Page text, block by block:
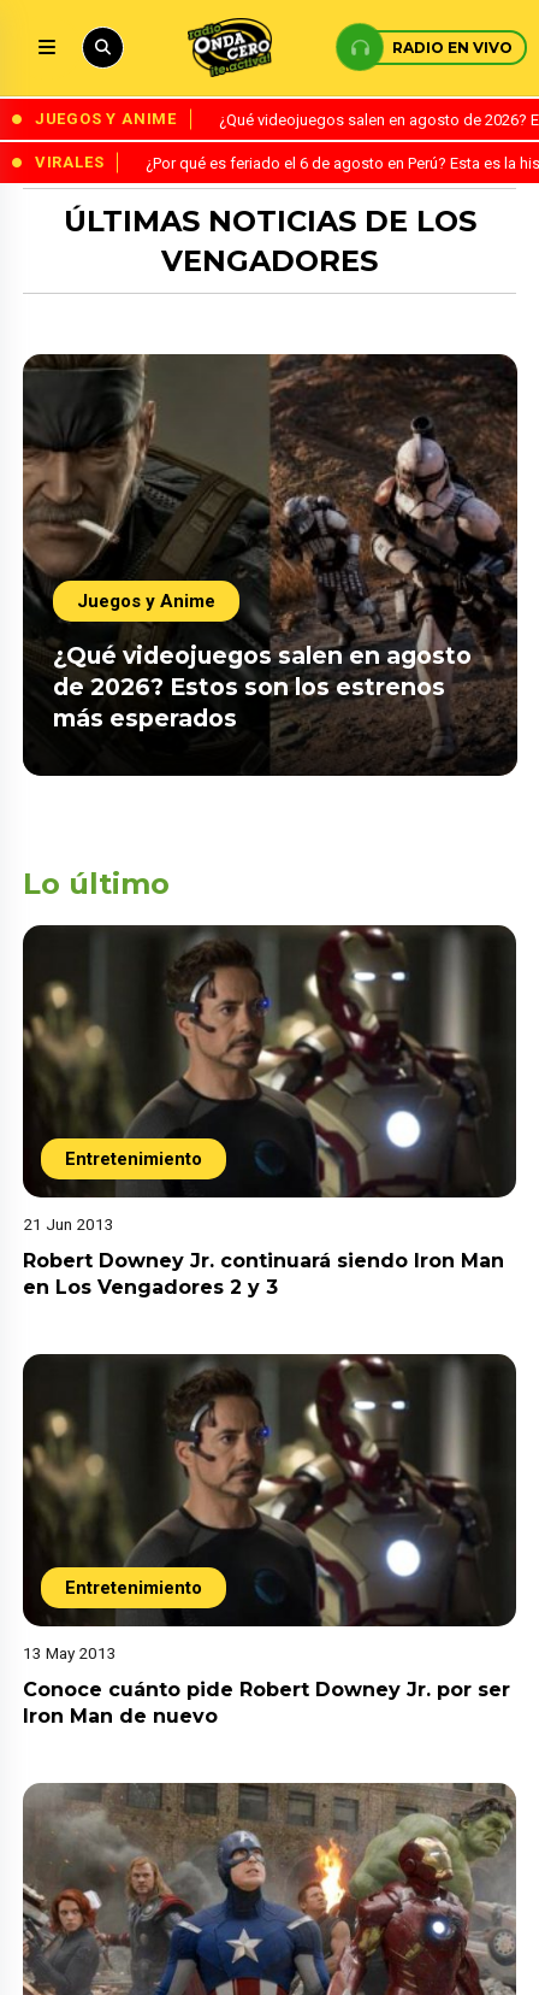
RADIO EN VIVO
JUEGOS Y ANIME ¿Qué videojuegos salen en agosto de
VIRALES ¿Por qué es feriado el 6 de agosto en Perú? Esta es la
ÚLTIMAS NOTICIAS DE LOS
VENGADORES
Juegos y Anime
¿Qué videojuegos salen en agosto
de 2026? Estos son los estrenos
más esperados
Lo último
Entretenimiento
21 Jun 2013
Robert Downey Jr. continuará siendo Iron Man
en Los Vengadores 2 y 3
Entretenimiento
13 May 2013
Conoce cuánto pide Robert Downey Jr. por ser
Iron Man de nuevo